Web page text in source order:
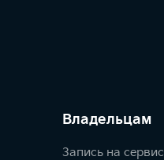
Владельцам
Запись на сервис